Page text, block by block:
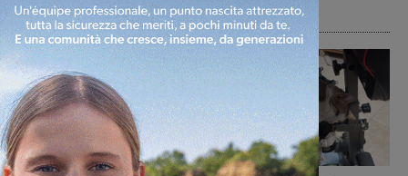
Laterina Pergine 6 Agosto 2026